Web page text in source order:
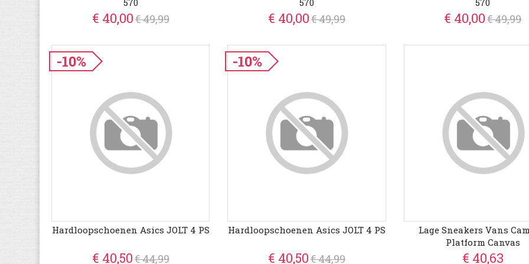
570
€ 40,00€ 49,99
570
€ 40,00€ 49,99
570
€ 40,00€ 49,99
-10%
Hardloopschoenen Asics JOLT 4 PS
€ 40,50€ 44,99
-10%
Hardloopschoenen Asics JOLT 4 PS
€ 40,50€ 44,99
Lage Sneakers Vans
Platform Canvas
€ 40,63